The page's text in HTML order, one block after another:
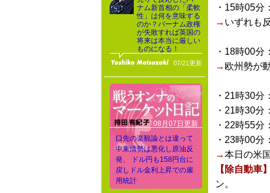
・15時05分：
→ いずれも
・18時00分：
→ 欧州勢が
・21時30分：
・21時30分：
・22時55分：
・23時00分：
→本日の米
【除自動車】
ン。
ナム新首相の「柔軟
性」は何を意味する
のか？バーナム政権
が失敗すれば英国の
将来は本当に厳しい
ものになる！
07/21更新
08月07日更新
口先の楽観論とは違って
中東情勢は悪化し原油反
発、 ドル円も158円台に
戻しドル金利上昇での雇
用統計